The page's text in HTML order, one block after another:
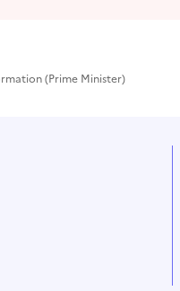
(Prime Minister)